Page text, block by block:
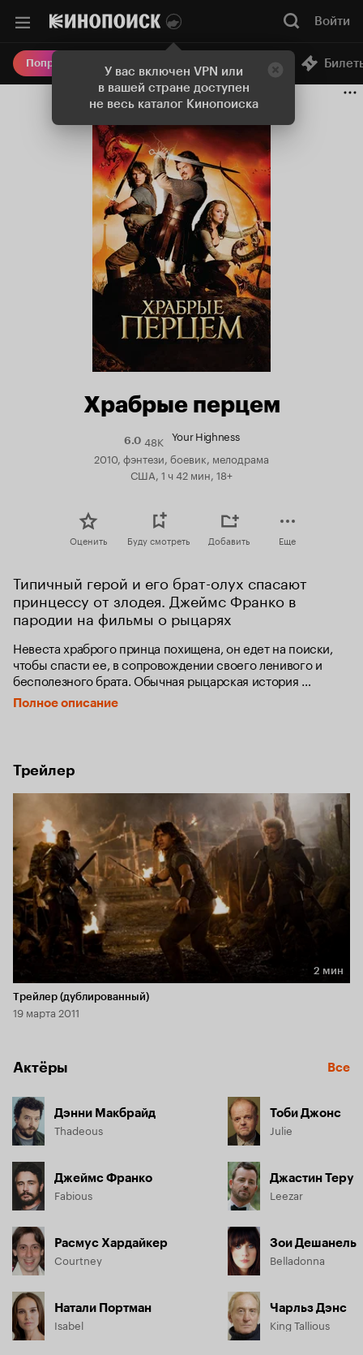
У вас включен VPN или
в вашей стране доступен
не весь каталог Кинопоиска
Войти
Попробовать Плюс Онлайн-кинотеатр
Храбрые перцем
6.0Рейтинг
Кинопоиска
48K Your Highness
2010, фэнтези, боевик, мелодрама
США, 1 ч 42 мин, 18+
Оценить Буду смотреть Добавить Еще
Типичный герой и его брат-олух спасают
принцессу от злодея. Джеймс Франко в
пародии на фильмы о рыцарях
Невеста храброго принца похищена, он едет на поиски,
чтобы спасти ее, в сопровождении своего ленивого и
бесполезного брата. Обычная рыцарская история
рассказывает о храбрых и красивых героях, которые
убивают драконов и спасают прекрасных дам. Но в этой
любых проблем вообще.
Полное описание
Трейлер
Длительность 2 мин
2 мин
Трейлер (дублированный)
19 марта 2011
Актёры Все
Дэнни Макбрайд
Thadeous
Джеймс Франко
Fabious
Расмус Хардайкер
Courtney
Натали Портман
Isabel
Тоби Джонс
Julie
Джастин Теру
Leezar
Зои Дешанель
Belladonna
Чарльз Дэнс
King Tallious